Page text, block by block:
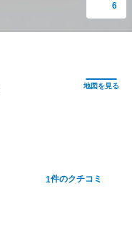
1件のクチコミ